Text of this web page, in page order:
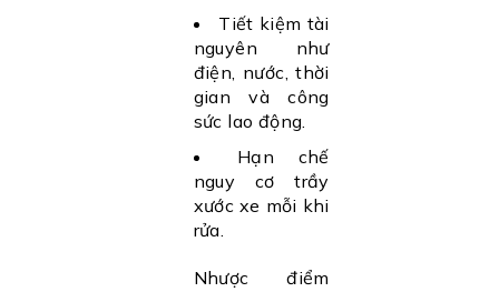
Tiết kiệm tài
nguyên như
điện, nước, thời
gian và công
sức lao động.
Hạn chế
nguy cơ trầy
xước xe mỗi khi
rửa.
Nhược điểm